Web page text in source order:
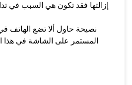
إزالتها فقد تكون هي السبب في
​نصيحة حاول ألا تضع
المستمر على الشاشة في هذا